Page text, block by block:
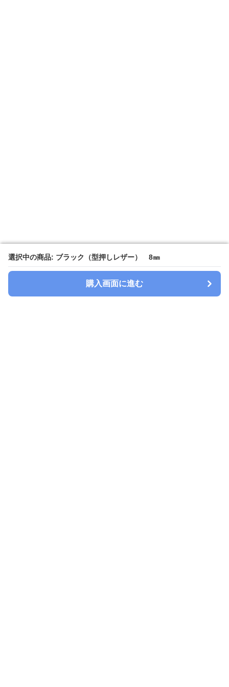
選択中の商品: ブラック（型押しレザー） 8㎜
購入画面に進む
選択中の商品: ブラック（型押しレザー） 8㎜
購入画面に進む